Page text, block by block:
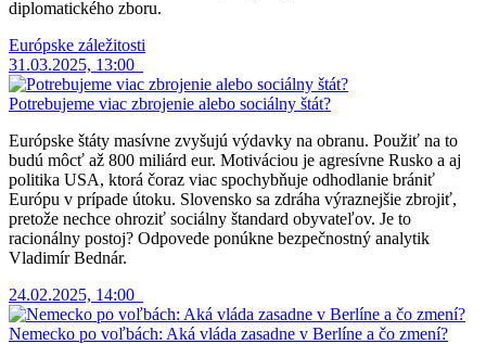
diplomatického zboru.
Európske záležitosti
31.03.2025, 13:00
Potrebujeme viac zbrojenie alebo sociálny štát?
Európske štáty masívne zvyšujú výdavky na obranu. Použiť na to
budú môcť až 800 miliárd eur. Motiváciou je agresívne Rusko a aj
politika USA, ktorá čoraz viac spochybňuje odhodlanie brániť
Európu v prípade útoku. Slovensko sa zdráha výraznejšie zbrojiť,
pretože nechce ohroziť sociálny štandard obyvateľov. Je to
racionálny postoj? Odpovede ponúkne bezpečnostný analytik
Vladimír Bednár.
24.02.2025, 14:00
Nemecko po voľbách: Aká vláda zasadne v Berlíne a čo zmení?